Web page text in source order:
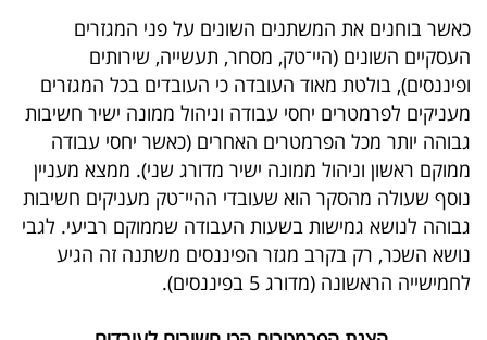
שיתופי
פעולה
דרושים
ניוזלטרים
כאשר בוחנים את המשתנים השונים על פני המגזרים
העסקיים השונים (היי־טק, מסחר, תעשייה, שירותים
ופיננסים), בולטת מאוד העובדה כי העובדים בכל המגזרים
מעניקים לפרמטרים יחסי עבודה וניהול ממונה ישיר חשיבות
גבוהה יותר מכל הפרמטרים האחרים (כאשר יחסי עבודה
ממוקם ראשון וניהול ממונה ישיר מדורג שני). ממצא מעניין
נוסף שעולה מהסקר הוא שעובדי ההיי־טק מעניקים חשיבות
גבוהה לנושא גמישות בשעות העבודה שממוקם רביעי. לגבי
נושא השכר, רק בקרב מגזר הפיננסים משתנה זה הגיע
לחמישייה הראשונה (מדורג 5 בפיננסים).